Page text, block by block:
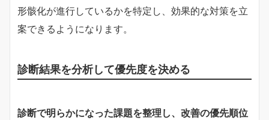
形骸化が進行しているかを特定し、効果的な対策を立
案できるようになります。
診断結果を分析して優先度を決める
診断で明らかになった課題を整理し、改善の優先順位